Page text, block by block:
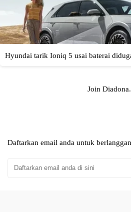
Join
Daftarkan email anda untuk